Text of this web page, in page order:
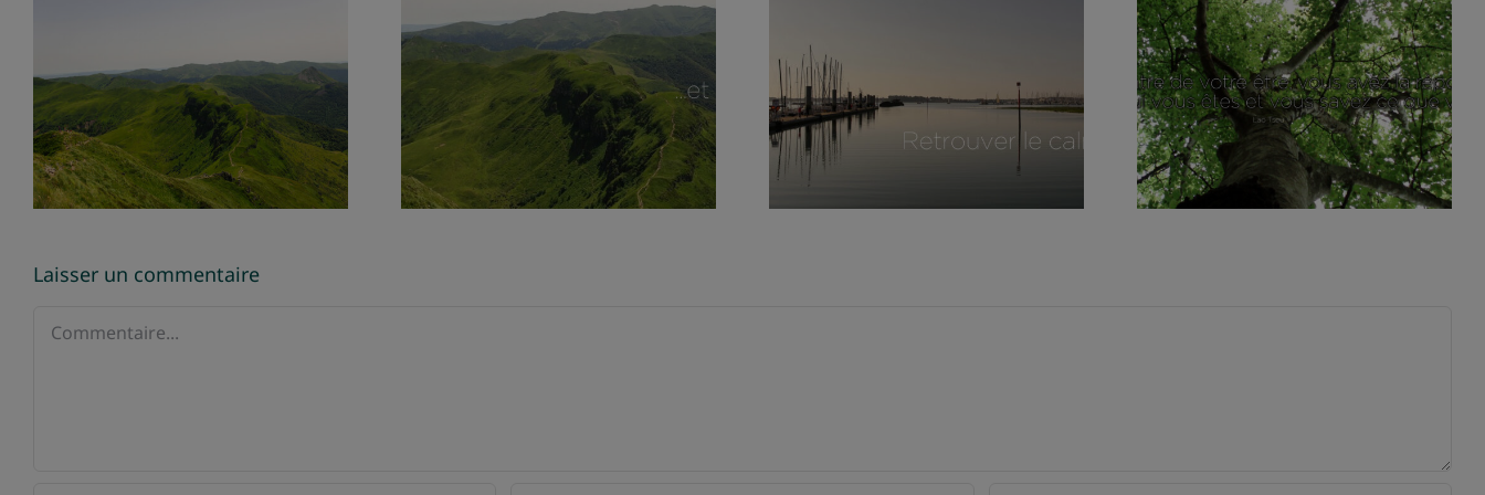
La Cohérence
Cardiaque
Sophrologie –
Examen,
intervention en
public
Sophrologie – Burn
Out
Sophrologie – Le
sommeil
Laisser un commentaire
Commentaire